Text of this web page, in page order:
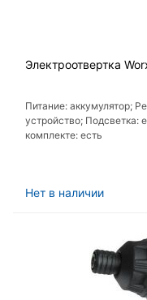
Электроотвертка
Питание: аккумулятор;
устройство; Подсветка:
комплекте: есть
Нет в наличии